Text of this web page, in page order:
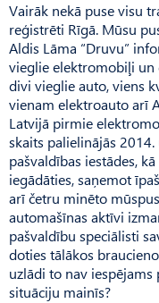
Vairāk nekā puse visu
reģistrēti Rīgā. Mūsu
Aldis Lāma “Druvu”
vieglie elektromobiļi un
divi vieglie auto, viens
vienam elektroauto arī
Latvijā pirmie
skaits palielinājās
pašvaldības iestādes,
iegādāties, saņemot
arī četru minēto
automašīnas aktīvi
pašvaldību speciālisti
doties tālākos
uzlādi to nav iespējams
situāciju mainīs?